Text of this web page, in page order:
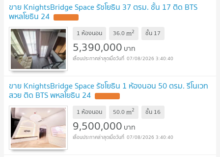
ขาย KnightsBridge Space รัชโยธิน 37 ตรม. ชั้น 17 ติด BTS
พหลโยธิน 24
1 ห้องนอน 36.0 m2 ชั้น 17
5,390,000 บาท
07/08/2026 3:40:40
ขาย KnightsBridge Space รัชโยธิน 1 ห้องนอน 50 ตรม. รีโนเวท
สวย ติด BTS พหลโยธิน 24
1 ห้องนอน 50.0 m2 ชั้น 16
9,500,000 บาท
07/08/2026 3:40:40